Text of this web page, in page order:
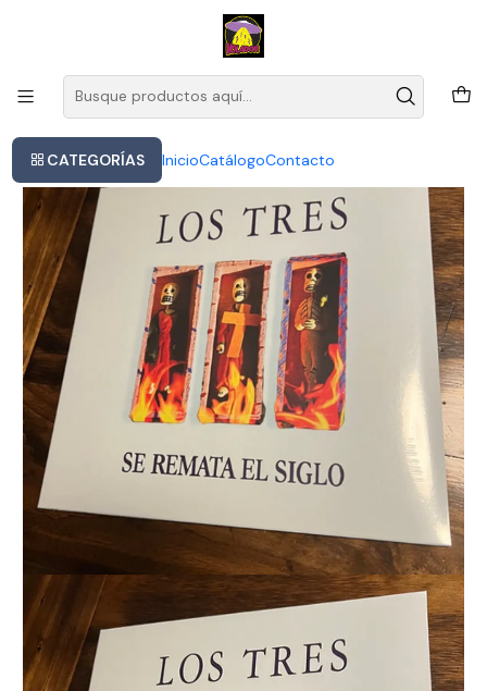
CATEGORÍAS InicioCatálogoContacto
Este es el texto del slide